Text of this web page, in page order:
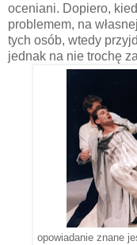
oceniani. Dopiero,
problemem, na
tych osób, wtedy
jednak na nie trochę
opowiadanie znane